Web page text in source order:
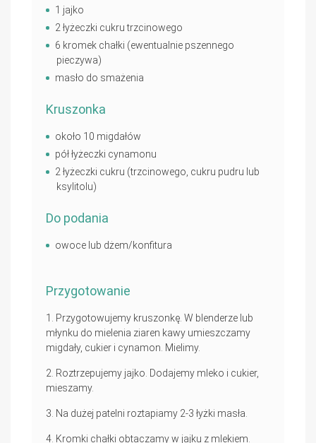
1 jajko
2 łyżeczki cukru trzcinowego
6 kromek chałki (ewentualnie pszennego
pieczywa)
masło do smażenia
Kruszonka
około 10 migdałów
pół łyżeczki cynamonu
2 łyżeczki cukru (trzcinowego, cukru pudru lub
ksylitolu)
Do podania
owoce lub dżem/konfitura
Przygotowanie
Przygotowujemy kruszonkę. W blenderze lub
młynku do mielenia ziaren kawy umieszczamy
migdały, cukier i cynamon. Mielimy.
Roztrzepujemy jajko. Dodajemy mleko i cukier,
mieszamy.
Na dużej patelni roztapiamy 2-3 łyżki masła.
Kromki chałki obtaczamy w jajku z mlekiem.